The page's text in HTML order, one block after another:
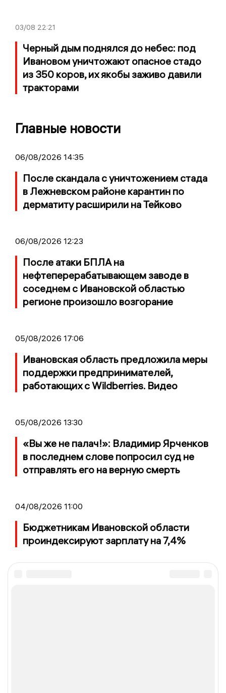
03/08 22:21
Черный дым поднялся до небес: под
Ивановом уничтожают опасное стадо
из 350 коров, их якобы заживо давили
тракторами
Главные новости
06/08/2026 14:35
После скандала с уничтожением стада
в Лежневском районе карантин по
дерматиту расширили на Тейково
06/08/2026 12:23
После атаки БПЛА на
нефтеперерабатывающем заводе в
соседнем с Ивановской областью
регионе произошло возгорание
05/08/2026 17:06
Ивановская область предложила меры
поддержки предпринимателей,
работающих с Wildberries. Видео
05/08/2026 13:30
«Вы же не палач!»: Владимир Ярченков
в последнем слове попросил суд не
отправлять его на верную смерть
04/08/2026 11:00
Бюджетникам Ивановской области
проиндексируют зарплату на 7,4%